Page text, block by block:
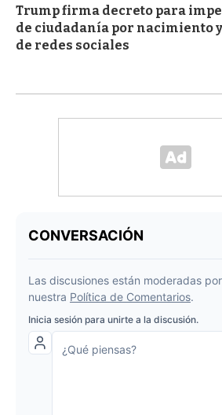
Trump firma decreto para
de ciudadanía por nacimiento
de redes sociales